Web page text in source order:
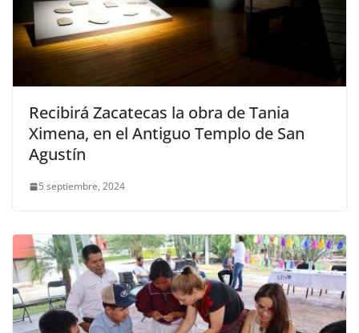
Recibirá Zacatecas la obra de Tania
Ximena, en el Antiguo Templo de San
Agustín
5 septiembre, 2024